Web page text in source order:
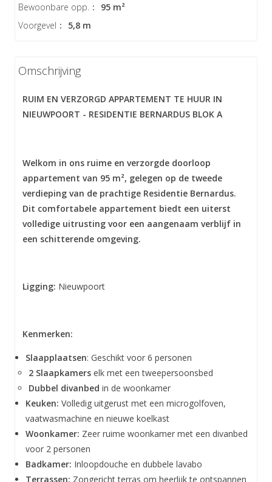
Bewoonbare opp. :
95 m²
Voorgevel : 5,8 m
Omschrijving
RUIM EN VERZORGD APPARTEMENT TE HUUR IN
NIEUWPOORT - RESIDENTIE BERNARDUS BLOK A
Welkom in ons ruime en verzorgde doorloop
appartement van 95 m², gelegen op de tweede
verdieping van de prachtige Residentie Bernardus.
Dit comfortabele appartement biedt een uiterst
volledige uitrusting voor een aangenaam verblijf in
een schitterende omgeving.
Ligging: Nieuwpoort
Kenmerken:
Slaapplaatsen: Geschikt voor 6 personen
2 Slaapkamers elk met een tweepersoonsbed
Dubbel divanbed in de woonkamer
Keuken: Volledig uitgerust met een microgolfoven,
vaatwasmachine en nieuwe koelkast
Woonkamer: Zeer ruime woonkamer met een divanbed
voor 2 personen
Badkamer: Inloopdouche en dubbele lavabo
Terrassen: Zongericht terras om heerlijk te ontspannen